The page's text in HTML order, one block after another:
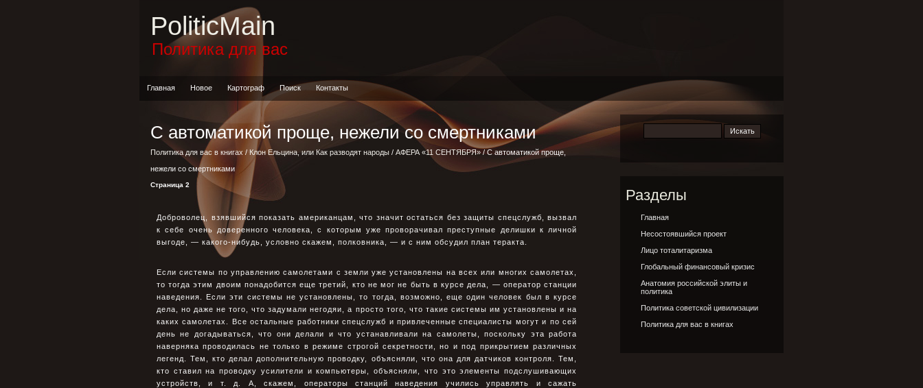
PoliticMain
Политика для вас
Главная Новое Картограф Поиск Контакты
С автоматикой проще, нежели со смертниками
Политика для вас в книгах / Клон Ельцина, или Как разводят народы / АФЕРА «11 СЕНТЯБРЯ» / С автоматикой проще,
нежели со смертниками
Страница 2
Доброволец, взявшийся показать американцам, что значит остаться без защиты спецслужб, вызвал
к себе очень доверенного человека, с которым уже проворачивал преступные делишки к личной
выгоде, — какого-нибудь, условно скажем, полковника, — и с ним обсудил план теракта.
Если системы по управлению самолетами с земли уже установлены на всех или многих самолетах,
то тогда этим двоим понадобится еще третий, кто не мог не быть в курсе дела, — оператор станции
наведения. Если эти системы не установлены, то тогда, возможно, еще один человек был в курсе
дела, но даже не того, что задумали негодяи, а просто того, что такие системы им установлены и на
каких самолетах. Все остальные работники спецслужб и привлеченные специалисты могут и по сей
день не догадываться, что они делали и что устанавливали на самолеты, поскольку эта работа
наверняка проводилась не только в режиме строгой секретности, но и под прикрытием различных
легенд. Тем, кто делал дополнительную проводку, объясняли, что она для датчиков контроля. Тем,
кто ставил на проводку усилители и компьютеры, объясняли, что это элементы подслушивающих
устройств, и т. д. А, скажем, операторы станций наведения учились управлять и сажать
Разделы
Главная
Несостоявшийся проект
Лицо тоталитаризма
Глобальный финансовый кризис
Анатомия российской элиты и
политика
Политика советской цивилизации
Политика для вас в книгах